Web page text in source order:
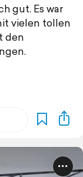
gut. Es war
vielen tollen
den